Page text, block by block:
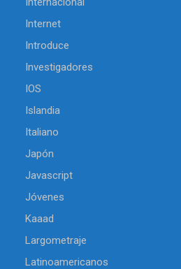
Internet
Introduce
Investigadores
IOS
Islandia
Italiano
Japón
Javascript
Jóvenes
Kaaad
Largometraje
Latinoamericanos